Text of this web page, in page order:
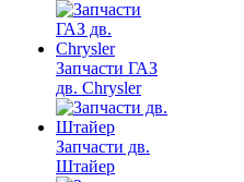
Запчасти ГАЗ
дв. Chrysler
Запчасти дв.
Штайер